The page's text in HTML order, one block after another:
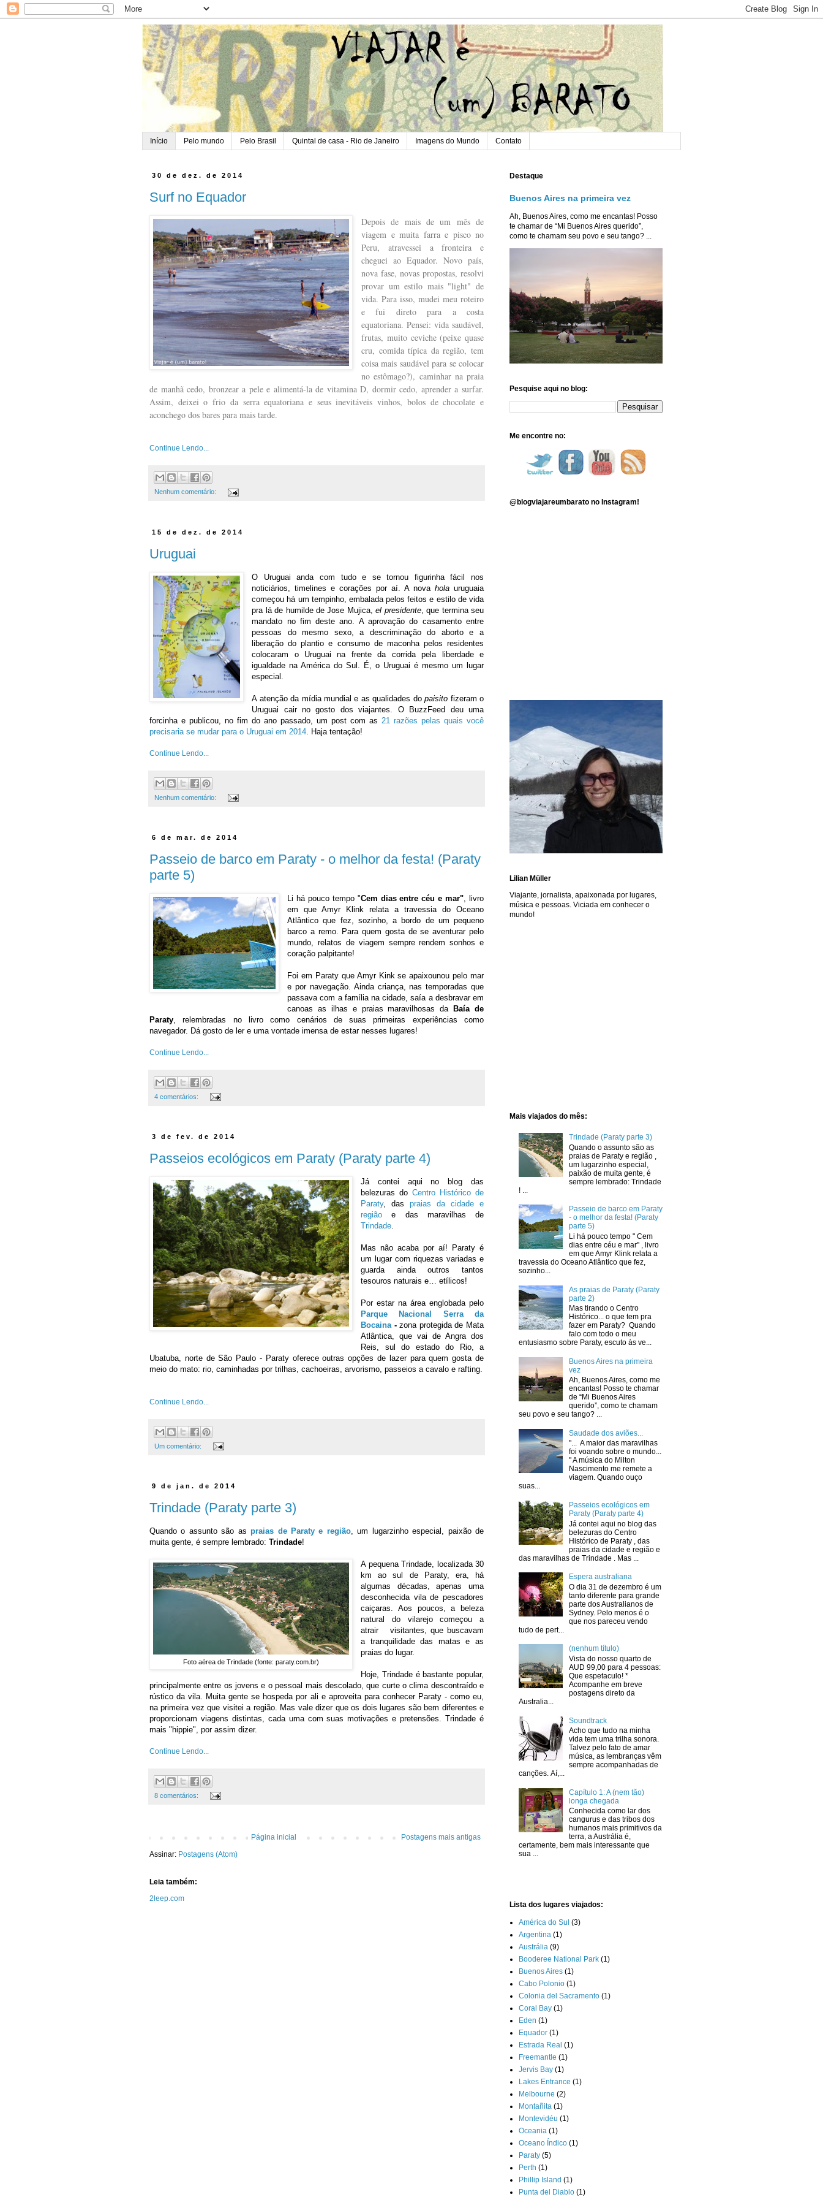
Início Pelo mundo Pelo Brasil Quintal de casa - Rio de Janeiro Imagens do Mundo Contato
30 de dez. de 2014
Surf no Equador
Depois de mais de um mês de
viagem e muita farra e pisco no
Peru, atravessei a fronteira e
cheguei ao Equador. Novo país,
nova fase, novas propostas, resolvi
provar um estilo mais "light" de
vida. Para isso, mudei meu roteiro
e fui direto para a costa
equatoriana. Pensei: vida saudável,
frutas, muito ceviche (peixe quase
cru, comida típica da região, tem
coisa mais saudável para se colocar
no estômago?), caminhar na praia
de manhã cedo, bronzear a pele e alimentá-la de vitamina D, dormir cedo, aprender a surfar.
Assim, deixei o frio da serra equatoriana e seus inevitáveis vinhos, bolos de chocolate e
aconchego dos bares para mais tarde.
Continue Lendo...
Nenhum comentário:
15 de dez. de 2014
Uruguai
O Uruguai anda com tudo e se tornou figurinha fácil nos
noticiários, timelines e corações por aí. A novaholauruguaia
começou há um tempinho, embalada pelos feitos e estilo de vida
pra lá de humilde de Jose Mujica,el presidente, que termina seu
mandato no fim deste ano. A aprovação do casamento entre
pessoas do mesmo sexo, a descriminação do aborto e a
liberação do plantio e consumo de maconha pelos residentes
colocaram o Uruguai na frente da corrida pela liberdade e
igualdade na América do Sul. É, o Uruguai é mesmo um lugar
especial.
A atenção da mídia mundial e as qualidades dopaisito fizeram o
Uruguai cair no gosto dos viajantes. O BuzzFeed deu uma
forcinha e publicou, no fim do ano passado, um post com as 21 razões pelas quais você
precisaria se mudar para o Uruguai em 2014. Haja tentação!
Continue Lendo...
Nenhum comentário:
6 de mar. de 2014
Passeio de barco em Paraty - o melhor da festa! (Paraty
parte 5)
Li há pouco tempo "Cem dias entre céu e mar", livro
em que Amyr Klink relata a travessia do Oceano
Atlântico que fez, sozinho, a bordo de um pequeno
barco a remo. Para quem gosta de se aventurar pelo
mundo, relatos de viagem sempre rendem sonhos e
coração palpitante!
Foi em Paraty que Amyr Kink se apaixounou pelo mar
e por navegação. Ainda criança, nas temporadas que
passava com a família na cidade, saía a desbravar em
canoas as ilhas e praias maravilhosas da Baía de
Paraty, relembradas no livro como cenários de suas primeiras experiências como
navegador. Dá gosto de ler e uma vontade imensa de estar nesses lugares!
Continue Lendo...
4 comentários:
3 de fev. de 2014
Passeios ecológicos em Paraty (Paraty parte 4)
Já contei aqui no blog das
belezuras doCentro Histórico de
Paraty, daspraias da cidade e
região e das maravilhas de
Trindade.
Mas não acaba por aí! Paraty é
um lugar com riquezas variadas e
guarda ainda outros tantos
tesouros naturais e… etílicos!
Por estar na área englobada pelo
Parque Nacional Serra da
Bocaina-zona protegida de Mata
Atlântica, que vai de Angra dos
Reis, sul do estado do Rio, a
Ubatuba, norte de São Paulo - Paraty oferece outras opções de lazer para quem gosta de
meio do mato: rio, caminhadas por trilhas, cachoeiras, arvorismo, passeios a cavalo e rafting.
Continue Lendo...
Um comentário:
9 de jan. de 2014
Trindade (Paraty parte 3)
Quando o assunto são aspraias de Paraty e região, um lugarzinho especial, paixão de
muita gente, é sempre lembrado: Trindade!
Foto aérea de Trindade (fonte: paraty.com.br)
A pequena Trindade, localizada 30
km ao sul de Paraty, era, há
algumas décadas, apenas uma
desconhecida vila de pescadores
caiçaras. Aos poucos, a beleza
natural do vilarejo começou a
atrair visitantes, que buscavam
a tranquilidade das matas e as
praias do lugar.
Hoje, Trindade é bastante popular,
principalmente entre os jovens e o pessoal mais descolado, que curte o clima descontraído e
rústico da vila. Muita gente se hospeda por ali e aproveita para conhecer Paraty - como eu,
na primeira vez que visitei a região. Mas vale dizer que os dois lugares são bem diferentes e
proporcionam viagens distintas, cada uma com suas motivações e pretensões. Trindade é
mais "hippie", por assim dizer.
Continue Lendo...
8 comentários:
Postagens mais antigas
Página inicial
Assinar: Postagens (Atom)
Leia também:
2leep .com
Destaque
Buenos Aires na primeira vez
Ah, Buenos Aires, como me encantas! Posso
te chamar de “Mi Buenos Aires querido”,
como te chamam seu povo e seu tango? ...
Pesquise aqui no blog:
Me encontre no:
@blogviajareumbarato no Instagram!
Lilian Müller
Viajante, jornalista, apaixonada por lugares,
música e pessoas. Viciada em conhecer o
mundo!
Mais viajados do mês:
Trindade (Paraty parte 3)
Quando o assunto são as
praias de Paraty e região ,
um lugarzinho especial,
paixão de muita gente, é
sempre lembrado: Trindade
! ...
Passeio de barco em Paraty
- o melhor da festa! (Paraty
parte 5)
Li há pouco tempo " Cem
dias entre céu e mar" , livro
em que Amyr Klink relata a
travessia do Oceano Atlântico que fez,
sozinho...
As praias de Paraty (Paraty
parte 2)
Mas tirando o Centro
Histórico... o que tem pra
fazer em Paraty? Quando
falo com todo o meu
entusiasmo sobre Paraty, escuto às ve...
Buenos Aires na primeira
vez
Ah, Buenos Aires, como me
encantas! Posso te chamar
de “Mi Buenos Aires
querido”, como te chamam
seu povo e seu tango? ...
Saudade dos aviões...
"... A maior das maravilhas
foi voando sobre o mundo...
" A música do Milton
Nascimento me remete a
viagem. Quando ouço
suas...
Passeios ecológicos em
Paraty (Paraty parte 4)
Já contei aqui no blog das
belezuras do Centro
Histórico de Paraty , das
praias da cidade e região e
das maravilhas de Trindade . Mas ...
Espera australiana
O dia 31 de dezembro é um
tanto diferente para grande
parte dos Australianos de
Sydney. Pelo menos é o
que nos pareceu vendo
tudo de pert...
(nenhum título)
Vista do nosso quarto de
AUD 99,00 para 4 pessoas:
Que espetaculo! *
Acompanhe em breve
postagens direto da
Australia...
Soundtrack
Acho que tudo na minha
vida tem uma trilha sonora.
Talvez pelo fato de amar
música, as lembranças vêm
sempre acompanhadas de
canções. Aí,...
Capítulo 1: A (nem tão)
longa chegada
Conhecida como lar dos
cangurus e das tribos dos
humanos mais primitivos da
terra, a Austrália é,
certamente, bem mais interessante que
sua ...
Lista dos lugares viajados:
América do Sul (3)
Argentina (1)
Austrália (9)
Booderee National Park (1)
Buenos Aires (1)
Cabo Polonio (1)
Colonia del Sacramento (1)
Coral Bay (1)
Eden (1)
Equador (1)
Estrada Real (1)
Freemantle (1)
Jervis Bay (1)
Lakes Entrance (1)
Melbourne (2)
Montañita (1)
Montevidéu (1)
Oceania (1)
Oceano Índico (1)
Paraty (5)
Perth (1)
Phillip Island (1)
Punta del Diablo (1)